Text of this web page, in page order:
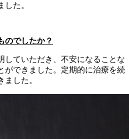
した。
のでしたか？
していただき、不安になることな
ができました。定期的に治療を続
した。